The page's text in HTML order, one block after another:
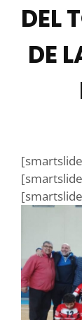
DEL
DE